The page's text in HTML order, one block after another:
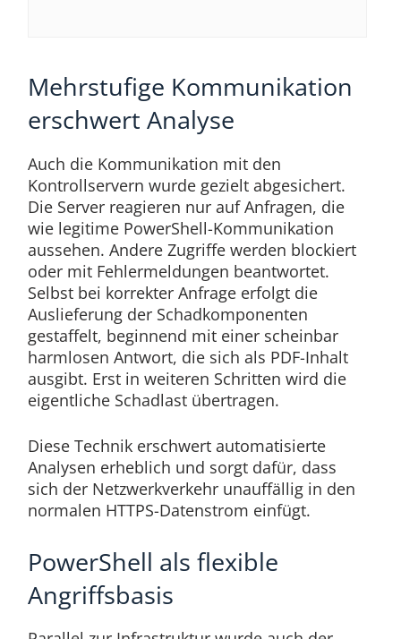
Mehrstufige Kommunikation
erschwert Analyse
Auch die Kommunikation mit den
Kontrollservern wurde gezielt abgesichert.
Die Server reagieren nur auf Anfragen, die
wie legitime PowerShell-Kommunikation
aussehen. Andere Zugriffe werden blockiert
oder mit Fehlermeldungen beantwortet.
Selbst bei korrekter Anfrage erfolgt die
Auslieferung der Schadkomponenten
gestaffelt, beginnend mit einer scheinbar
harmlosen Antwort, die sich als PDF-Inhalt
ausgibt. Erst in weiteren Schritten wird die
eigentliche Schadlast übertragen.
Diese Technik erschwert automatisierte
Analysen erheblich und sorgt dafür, dass
sich der Netzwerkverkehr unauffällig in den
normalen HTTPS-Datenstrom einfügt.
PowerShell als flexible
Angriffsbasis